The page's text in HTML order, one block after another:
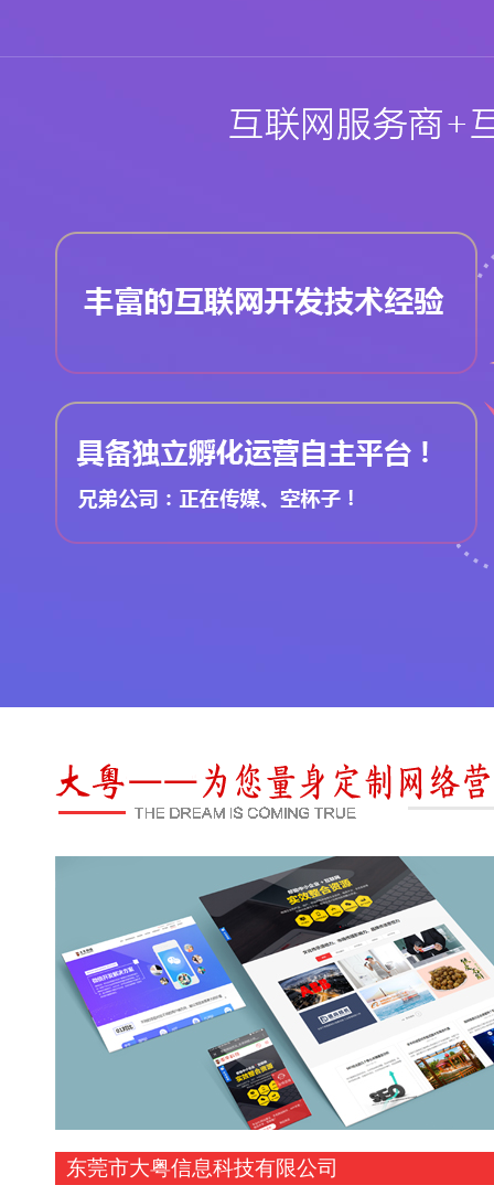
东莞市大粤信息科技有限公司